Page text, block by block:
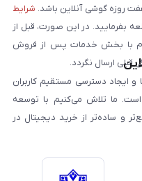
روزه گوشی آنلاین باشد. شرایط
بفرمایید. در این صورت، قبل از
لازم با بخش خدمات پس از فروش
ارسال نگردد.
ایجاد دسترسی مستقیم کاربران
ما تلاش می‌کنیم با توسعه
و ساده‌تر از خرید دیجیتال در
برای خرید کالای دیجیتال،
ما را روشن‌تر می‌کند. ما باور